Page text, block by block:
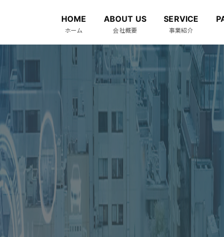
HOME
ホーム
ABOUT US
会社概要
SERVICE
事業紹介